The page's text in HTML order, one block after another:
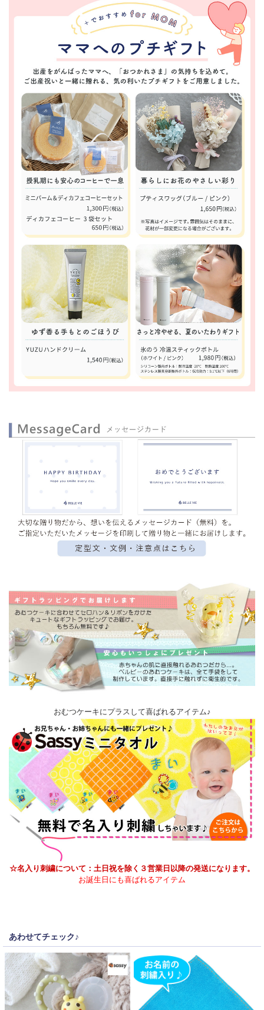
おむつケーキにプラスして喜ばれるアイテム♪
☆名入り刺繍について：土日祝を除く３営業日以降の発送になります。
お誕生日にも喜ばれるアイテム
あわせてチェック♪